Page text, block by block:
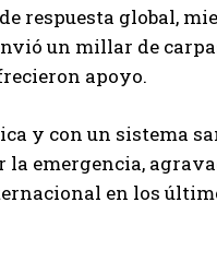
respuesta global,
un millar de
apoyo.
y con un sistema
emergencia,
en los